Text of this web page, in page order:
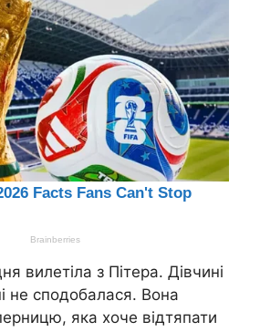
вилетіла з Пітера. Дівчині
не сподобалася. Вона
яка хоче відтяпати